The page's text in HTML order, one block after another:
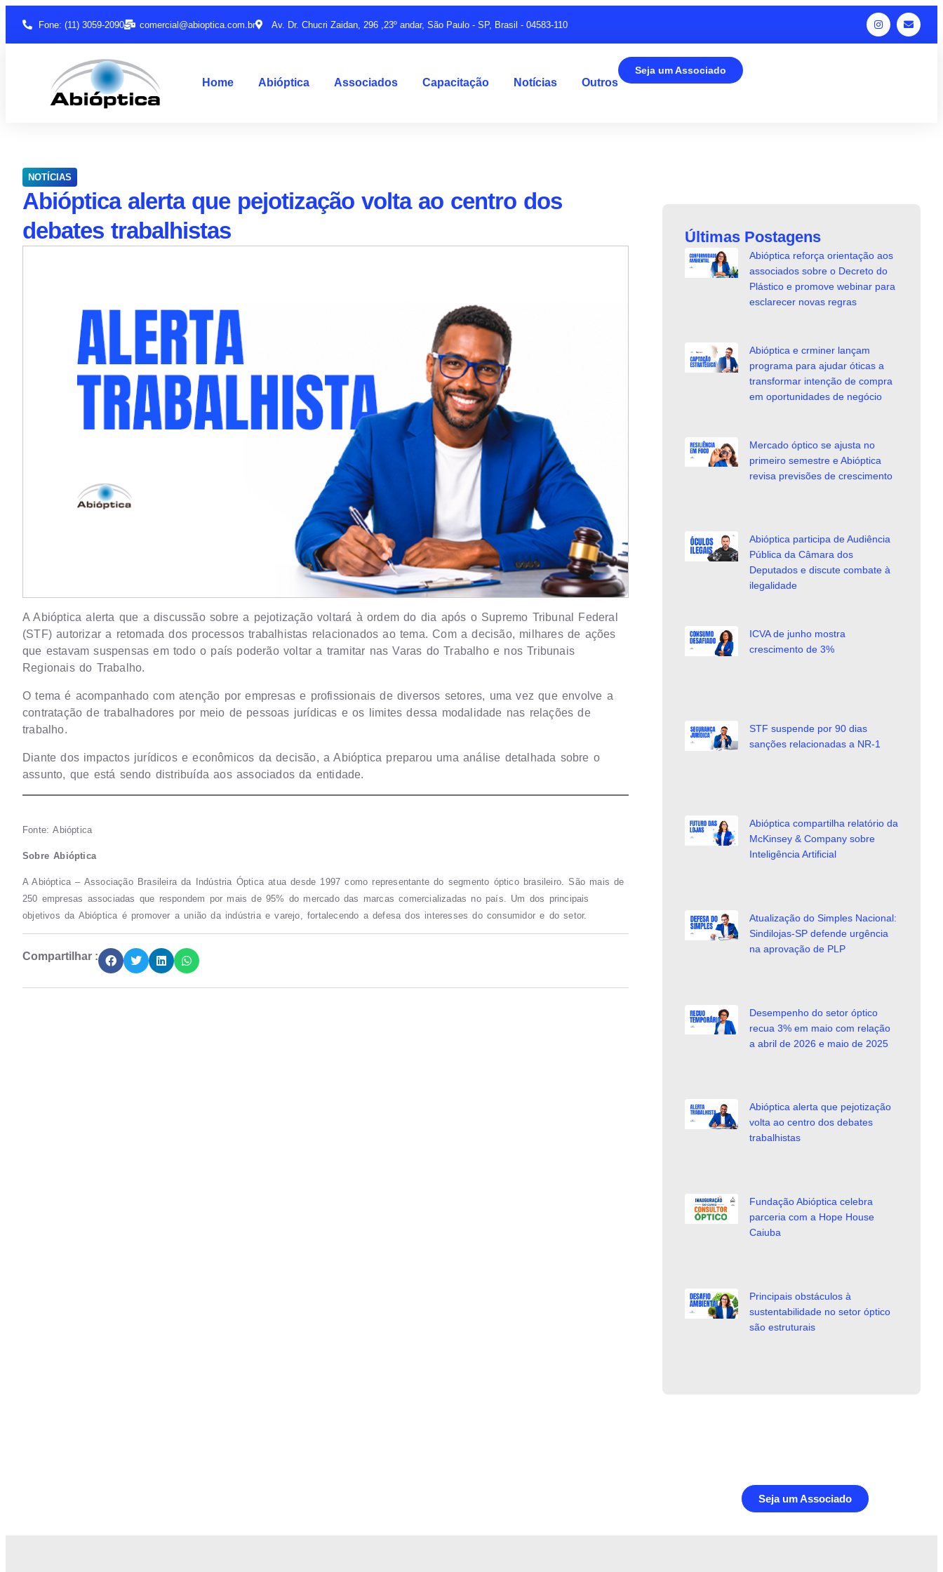
Fone: (11) 3059-2090 comercial@abioptica.com.br Av. Dr. Chucri Zaidan, 296 ,23º andar, São Paulo - SP, Brasil - 04583-110
Home Abióptica Associados Capacitação Notícias Outros
Seja um Associado
NOTÍCIAS
Abióptica alerta que pejotização volta ao centro dos
debates trabalhistas
A Abióptica alerta que a discussão sobre a pejotização voltará à ordem do dia após o Supremo Tribunal Federal
(STF) autorizar a retomada dos processos trabalhistas relacionados ao tema. Com a decisão, milhares de ações
que estavam suspensas em todo o país poderão voltar a tramitar nas Varas do Trabalho e nos Tribunais
Regionais do Trabalho.
O tema é acompanhado com atenção por empresas e profissionais de diversos setores, uma vez que envolve a
contratação de trabalhadores por meio de pessoas jurídicas e os limites dessa modalidade nas relações de
trabalho.
Diante dos impactos jurídicos e econômicos da decisão, a Abióptica preparou uma análise detalhada sobre o
assunto, que está sendo distribuída aos associados da entidade.
Fonte: Abióptica
Sobre Abióptica
A Abióptica – Associação Brasileira da Indústria Óptica atua desde 1997 como representante do segmento óptico brasileiro. São mais de
250 empresas associadas que respondem por mais de 95% do mercado das marcas comercializadas no país. Um dos principais
objetivos da Abióptica é promover a união da indústria e varejo, fortalecendo a defesa dos interesses do consumidor e do setor.
Compartilhar :
Últimas Postagens
Abióptica reforça orientação aos
associados sobre o Decreto do
Plástico e promove webinar para
esclarecer novas regras
Abióptica e crminer lançam
programa para ajudar óticas a
transformar intenção de compra
em oportunidades de negócio
Mercado óptico se ajusta no
primeiro semestre e Abióptica
revisa previsões de crescimento
Abióptica participa de Audiência
Pública da Câmara dos
Deputados e discute combate à
ilegalidade
ICVA de junho mostra
crescimento de 3%
STF suspende por 90 dias
sanções relacionadas a NR-1
Abióptica compartilha relatório da
McKinsey & Company sobre
Inteligência Artificial
Atualização do Simples Nacional:
Sindilojas-SP defende urgência
na aprovação de PLP
Desempenho do setor óptico
recua 3% em maio com relação
a abril de 2026 e maio de 2025
Abióptica alerta que pejotização
volta ao centro dos debates
trabalhistas
Fundação Abióptica celebra
parceria com a Hope House
Caiuba
Principais obstáculos à
sustentabilidade no setor óptico
são estruturais
Seja um Associado